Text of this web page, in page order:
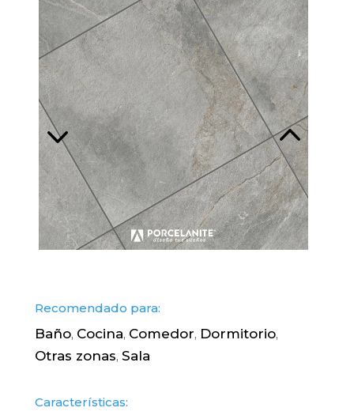
Recomendado para:
Baño, Cocina, Comedor, Dormitorio,
Otras zonas, Sala
Características: